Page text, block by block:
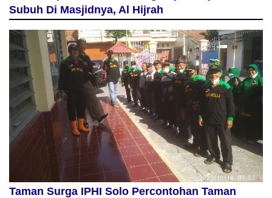
Subuh Di Masjidnya, Al Hijrah
Taman Surga IPHI Solo Percontohan Taman